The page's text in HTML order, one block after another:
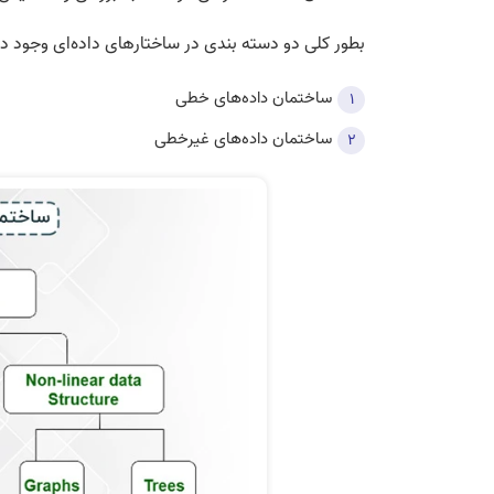
بطور کلی دو دسته بندی در ساختارهای داده­‌ای وجود
ساختمان داده‌های خطی
ساختمان داده‌های غیرخطی